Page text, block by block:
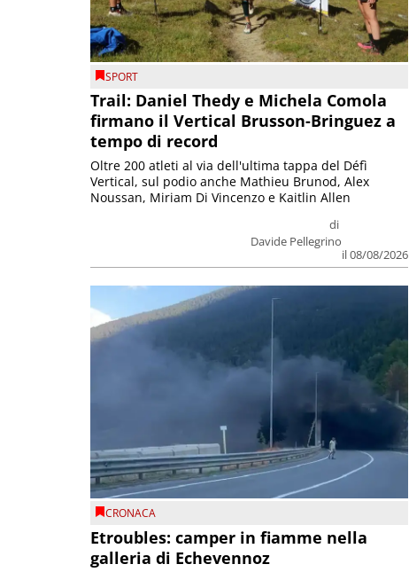
SPORT
Trail: Daniel Thedy e Michela Comola
firmano il Vertical Brusson-Bringuez a
tempo di record
di
Davide Pellegrino
il 08/08/2026
Oltre 200 atleti al via dell'ultima tappa del Défì
Vertical, sul podio anche Mathieu Brunod, Alex
Noussan, Miriam Di Vincenzo e Kaitlin Allen
CRONACA
Etroubles: camper in fiamme nella
galleria di Echevennoz